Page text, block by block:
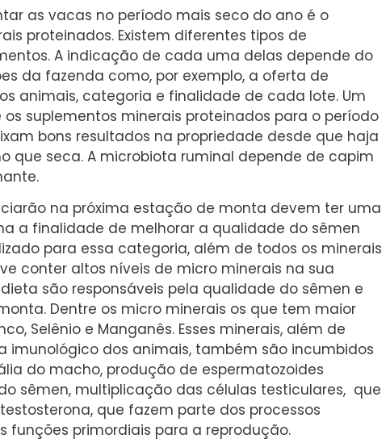
as vacas no período mais seco do ano é o
proteinados. Existem diferentes tipos de
A indicação de cada uma delas depende do
da fazenda como, por exemplo, a oferta de
animais, categoria e finalidade de cada lote. Um
suplementos minerais proteinados para o período
bons resultados na propriedade desde que haja
que seca. A microbiota ruminal depende de capim
na próxima estação de monta devem ter uma
a finalidade de melhorar a qualidade do sêmen
para essa categoria, além de todos os minerais
conter altos níveis de micro minerais na sua
são responsáveis pela qualidade do sêmen e
Dentre os micro minerais os que tem maior
Selênio e Manganês. Esses minerais, além de
dos animais, também são incumbidos
do macho, produção de espermatozoides
sêmen, multiplicação das células testiculares, que
que fazem parte dos processos
funções primordiais para a reprodução.